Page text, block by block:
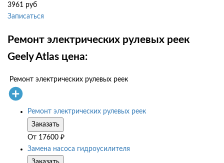
3961 руб
Записаться
Ремонт электрических рулевых реек
Geely Atlas цена:
Ремонт электрических рулевых реек
Ремонт электрических рулевых реек
Заказать
От 17600 ₽
Замена насоса гидроусилителя